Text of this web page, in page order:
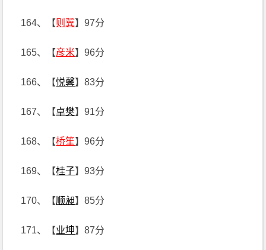
164、【则冀】97分
165、【彦米】96分
166、【悦馨】83分
167、【卓樊】91分
168、【桥笙】96分
169、【桂子】93分
170、【顺昶】85分
171、【业坤】87分